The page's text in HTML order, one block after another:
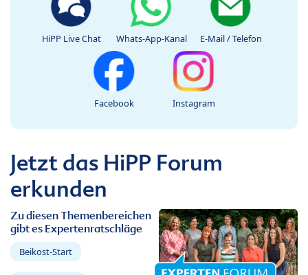
HiPP Live Chat Whats-App-Kanal E-Mail / Telefon
Facebook Instagram
Jetzt das HiPP Forum
erkunden
Zu diesen Themenbereichen
gibt es Expertenratschläge
Beikost-Start